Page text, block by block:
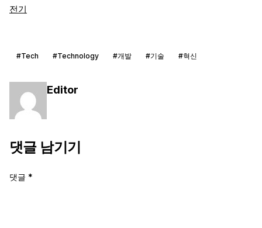
전기
#Tech #Technology #개발 #기술 #혁신
Editor
댓글 남기기
댓글 *